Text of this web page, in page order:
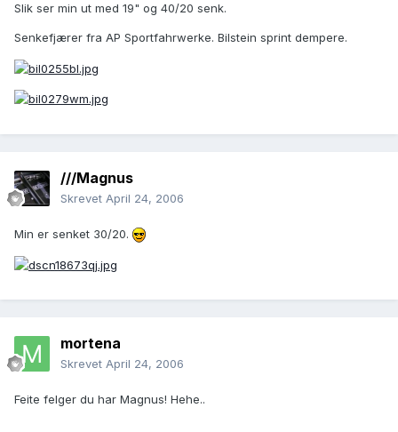
Slik ser min ut med 19" og 40/20 senk.
Senkefjærer fra AP Sportfahrwerke. Bilstein sprint dempere.
///Magnus
Skrevet April 24, 2006
Min er senket 30/20.
mortena
Skrevet April 24, 2006
Feite felger du har Magnus! Hehe..